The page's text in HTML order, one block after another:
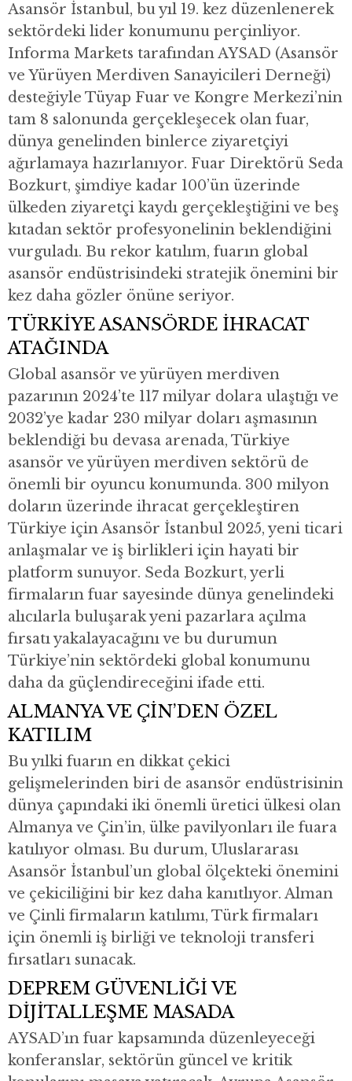
Asansör İstanbul, bu yıl 19. kez düzenlenerek
sektördeki lider konumunu perçinliyor.
Informa Markets tarafından AYSAD (Asansör
ve Yürüyen Merdiven Sanayicileri Derneği)
desteğiyle Tüyap Fuar ve Kongre Merkezi’nin
tam 8 salonunda gerçekleşecek olan fuar,
dünya genelinden binlerce ziyaretçiyi
ağırlamaya hazırlanıyor. Fuar Direktörü Seda
Bozkurt, şimdiye kadar 100’ün üzerinde
ülkeden ziyaretçi kaydı gerçekleştiğini ve beş
kıtadan sektör profesyonelinin beklendiğini
vurguladı. Bu rekor katılım, fuarın global
asansör endüstrisindeki stratejik önemini bir
kez daha gözler önüne seriyor.
TÜRKİYE ASANSÖRDE İHRACAT
ATAĞINDA
Global asansör ve yürüyen merdiven
pazarının 2024’te 117 milyar dolara ulaştığı ve
2032’ye kadar 230 milyar doları aşmasının
beklendiği bu devasa arenada, Türkiye
asansör ve yürüyen merdiven sektörü de
önemli bir oyuncu konumunda. 300 milyon
doların üzerinde ihracat gerçekleştiren
Türkiye için Asansör İstanbul 2025, yeni ticari
anlaşmalar ve iş birlikleri için hayati bir
platform sunuyor. Seda Bozkurt, yerli
firmaların fuar sayesinde dünya genelindeki
alıcılarla buluşarak yeni pazarlara açılma
fırsatı yakalayacağını ve bu durumun
Türkiye’nin sektördeki global konumunu
daha da güçlendireceğini ifade etti.
ALMANYA VE ÇİN’DEN ÖZEL
KATILIM
Bu yılki fuarın en dikkat çekici
gelişmelerinden biri de asansör endüstrisinin
dünya çapındaki iki önemli üretici ülkesi olan
Almanya ve Çin’in, ülke pavilyonları ile fuara
katılıyor olması. Bu durum, Uluslararası
Asansör İstanbul’un global ölçekteki önemini
ve çekiciliğini bir kez daha kanıtlıyor. Alman
ve Çinli firmaların katılımı, Türk firmaları
için önemli iş birliği ve teknoloji transferi
fırsatları sunacak.
DEPREM GÜVENLİĞİ VE
DİJİTALLEŞME MASADA
AYSAD’ın fuar kapsamında düzenleyeceği
konferanslar, sektörün güncel ve kritik